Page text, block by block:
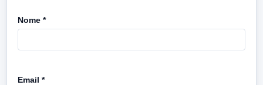
Nome *
Email *